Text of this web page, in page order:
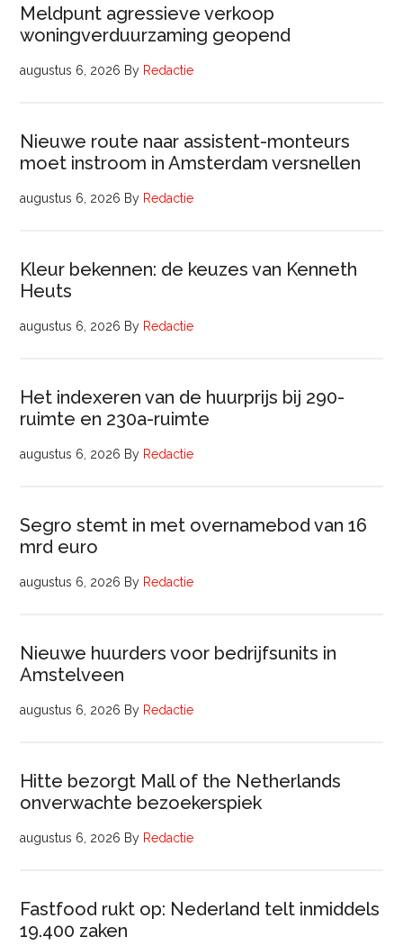
Meldpunt agressieve verkoop
woningverduurzaming geopend
augustus 6, 2026 By Redactie
Nieuwe route naar assistent-monteurs
moet instroom in Amsterdam versnellen
augustus 6, 2026 By Redactie
Kleur bekennen: de keuzes van Kenneth
Heuts
augustus 6, 2026 By Redactie
Het indexeren van de huurprijs bij 290-
ruimte en 230a-ruimte
augustus 6, 2026 By Redactie
Segro stemt in met overnamebod van 16
mrd euro
augustus 6, 2026 By Redactie
Nieuwe huurders voor bedrijfsunits in
Amstelveen
augustus 6, 2026 By Redactie
Hitte bezorgt Mall of the Netherlands
onverwachte bezoekerspiek
augustus 6, 2026 By Redactie
Fastfood rukt op: Nederland telt inmiddels
19.400 zaken